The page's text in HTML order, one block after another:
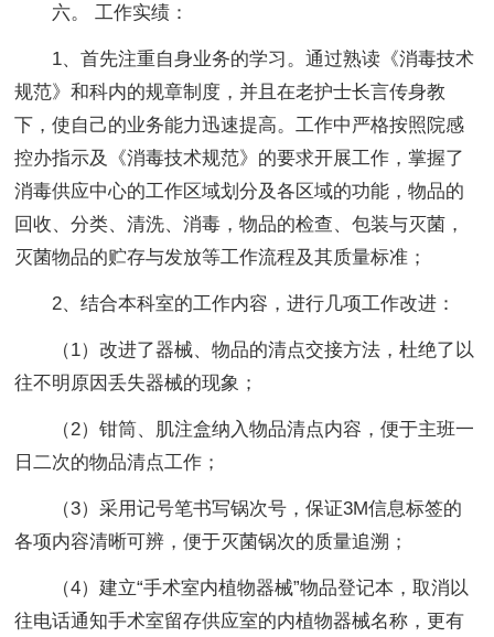
六。 工作实绩：
1、首先注重自身业务的学习。通过熟读《消毒技术
规范》和科内的规章制度，并且在老护士长言传身教
下，使自己的业务能力迅速提高。工作中严格按照院感
控办指示及《消毒技术规范》的要求开展工作，掌握了
消毒供应中心的工作区域划分及各区域的功能，物品的
回收、分类、清洗、消毒，物品的检查、包装与灭菌，
灭菌物品的贮存与发放等工作流程及其质量标准；
2、结合本科室的工作内容，进行几项工作改进：
（1）改进了器械、物品的清点交接方法，杜绝了以
往不明原因丢失器械的现象；
（2）钳筒、肌注盒纳入物品清点内容，便于主班一
日二次的物品清点工作；
（3）采用记号笔书写锅次号，保证3M信息标签的
各项内容清晰可辨，便于灭菌锅次的质量追溯；
（4）建立“手术室内植物器械”物品登记本，取消以
往电话通知手术室留存供应室的内植物器械名称，更有